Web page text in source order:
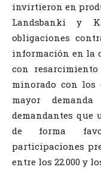
invirtieron en
Landsbanki y
obligaciones
información en la
con
minorado con los
mayor
demandantes que
de forma
participaciones
entre los 22.000 y